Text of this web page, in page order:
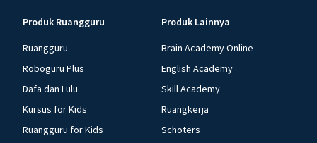
Produk Ruangguru
Ruangguru
Roboguru Plus
Dafa dan Lulu
Kursus for Kids
Ruangguru for Kids
Produk Lainnya
Brain Academy Online
English Academy
Skill Academy
Ruangkerja
Schoters